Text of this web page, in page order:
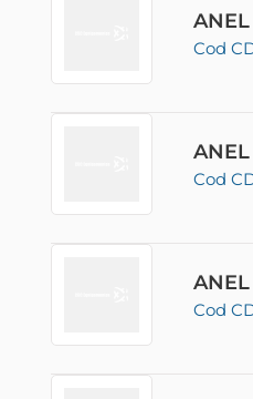
Cod
Cod
Cod